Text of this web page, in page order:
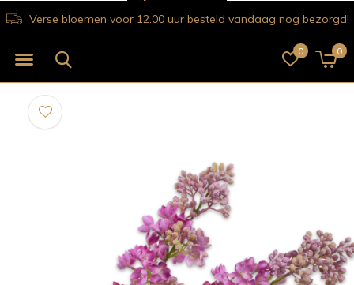
0 0
Verse bloemen voor 12.00 uur besteld vandaag nog bezorgd!